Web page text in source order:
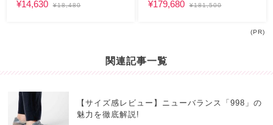
¥14,630 ¥18,480 ¥179,680 ¥181,500
(PR)
関連記事一覧
【サイズ感レビュー】ニューバランス「998」の
魅力を徹底解説!